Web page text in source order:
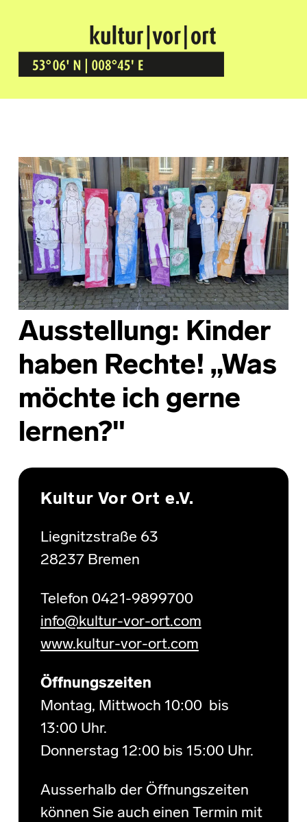
Kultur Vor Ort
BREMEN GRÖPELINGEN
Ausstellung: Kinder
haben Rechte! „Was
möchte ich gerne
lernen?"
Skip back to main navigation
Kultur Vor Ort e.V.
Liegnitzstraße 63
28237 Bremen
Telefon 0421-9899700
info@kultur-vor-ort.com
www.kultur-vor-ort.com
Öffnungszeiten
Montag, Mittwoch 10:00 bis
13:00 Uhr.
Donnerstag 12:00 bis 15:00 Uhr.
Ausserhalb der Öffnungszeiten
können Sie auch einen Termin mit